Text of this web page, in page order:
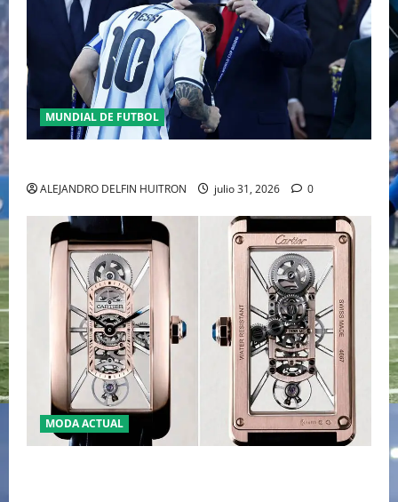
MUNDIAL DE FUTBOL
ALEJANDRO DELFIN HUITRON julio 31, 2026 0
MODA ACTUAL